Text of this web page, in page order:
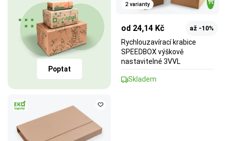
Poptat
2 varianty
od 24,14 Kč až -10%
Rychlouzavírací krabice
SPEEDBOX výškově
nastavitelné 3VVL
Skladem